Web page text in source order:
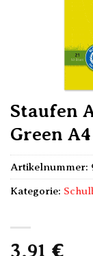
Staufen
Green
3,91 €
Artikelnummer:
Kategorie: